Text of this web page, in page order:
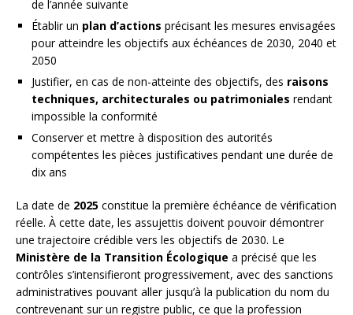
de l’année suivante
Établir un plan d’actions précisant les mesures envisagées
pour atteindre les objectifs aux échéances de 2030, 2040 et
2050
Justifier, en cas de non-atteinte des objectifs, des raisons
techniques, architecturales ou patrimoniales rendant
impossible la conformité
Conserver et mettre à disposition des autorités
compétentes les pièces justificatives pendant une durée de
dix ans
La date de 2025 constitue la première échéance de vérification
réelle. À cette date, les assujettis doivent pouvoir démontrer
une trajectoire crédible vers les objectifs de 2030. Le
Ministère de la Transition Écologique a précisé que les
contrôles s’intensifieront progressivement, avec des sanctions
administratives pouvant aller jusqu’à la publication du nom du
contrevenant sur un registre public, ce que la profession